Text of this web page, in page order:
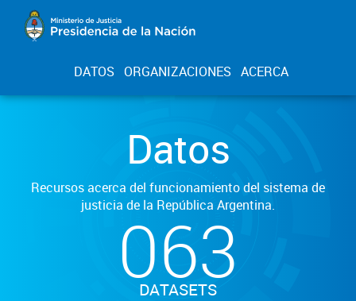
DATOS ORGANIZACIONES ACERCA
Datos
Recursos acerca del funcionamiento del sistema de
justicia de la República Argentina.
063
DATASETS